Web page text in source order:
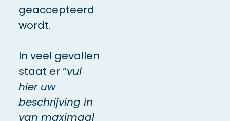
geaccepteerd
wordt.
In veel gevallen
staat er “vul
hier uw
beschrijving in
van maximaal